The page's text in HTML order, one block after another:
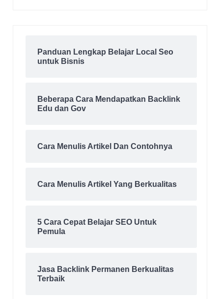
Panduan Lengkap Belajar Local Seo
untuk Bisnis
Beberapa Cara Mendapatkan Backlink
Edu dan Gov
Cara Menulis Artikel Dan Contohnya
Cara Menulis Artikel Yang Berkualitas
5 Cara Cepat Belajar SEO Untuk
Pemula
Jasa Backlink Permanen Berkualitas
Terbaik